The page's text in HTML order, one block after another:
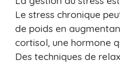
Le stress chronique
de poids en
cortisol, une hormone
Des techniques de